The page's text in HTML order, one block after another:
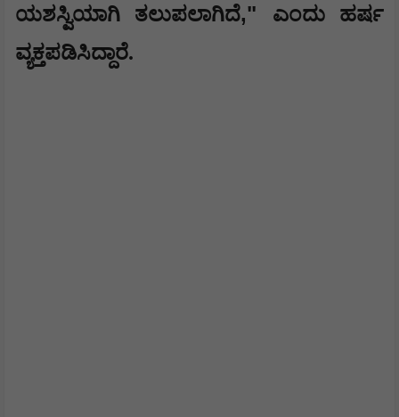
ಯಶಸ್ವಿಯಾಗಿ ತಲುಪಲಾಗಿದೆ," ಎಂದು ಹರ್ಷ
ವ್ಯಕ್ತಪಡಿಸಿದ್ದಾರೆ.